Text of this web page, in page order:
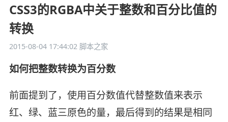
CSS3的RGBA中关于整数和百分比值的
转换
2015-08-04 17:44:02脚本之家
如何把整数转换为百分数
前面提到了，使用百分数值代替整数值来表示
红、绿、蓝三原色的量，最后得到的结果是相同